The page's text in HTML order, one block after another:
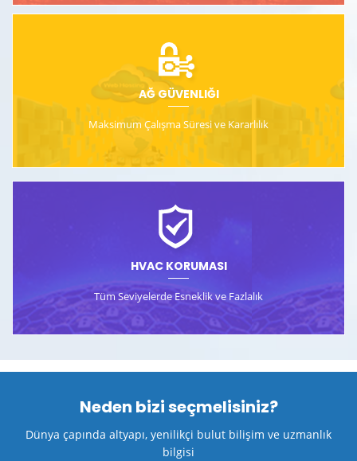
AĞ GÜVENLIĞI
Maksimum Çalışma Süresi ve Kararlılık
HVAC KORUMASI
Tüm Seviyelerde Esneklik ve Fazlalık
Neden bizi seçmelisiniz?
Dünya çapında altyapı, yenilikçi bulut bilişim ve uzmanlık
bilgisi